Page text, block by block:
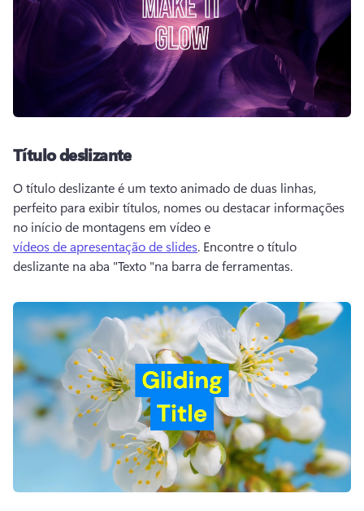
Título deslizante
O título deslizante é um texto animado de duas linhas,
perfeito para exibir títulos, nomes ou destacar informações
no início de montagens em vídeo e
vídeos de apresentação de slides. Encontre o título
deslizante na aba "Texto "na barra de ferramentas.